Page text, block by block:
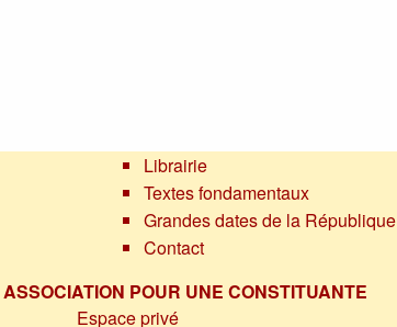
Librairie
Textes fondamentaux
Grandes dates de la République
Contact
ASSOCIATION POUR UNE CONSTITUANTE
Espace privé